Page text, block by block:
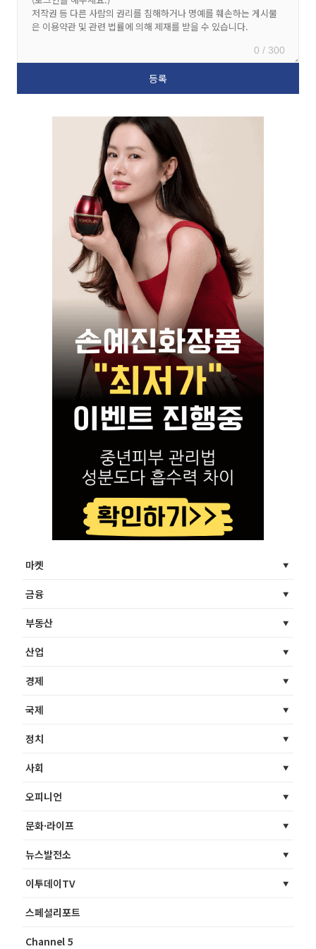
0 / 300
마켓
금융
부동산
산업
경제
국제
정치
사회
오피니언
문화·라이프
뉴스발전소
이투데이TV
스페셜리포트
Channel 5